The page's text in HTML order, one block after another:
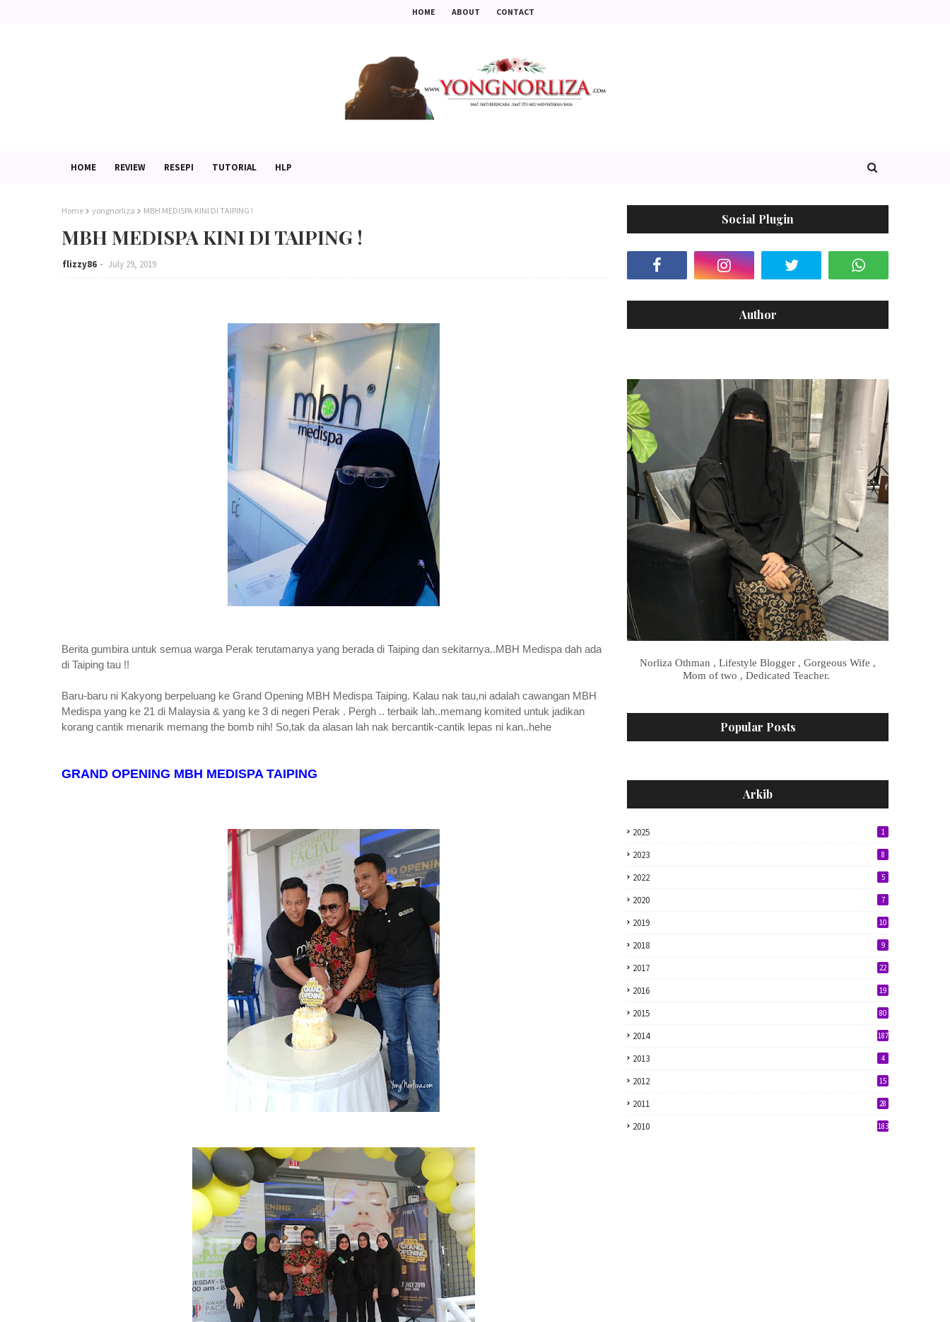
HOME ABOUT CONTACT
HOME REVIEW RESEPI TUTORIAL HLP
Home yongnorliza MBH MEDISPA KINI DI TAIPING !
MBH MEDISPA KINI DI TAIPING !
flizzy86 July 29, 2019
Berita gumbira untuk semua warga Perak terutamanya yang berada di Taiping dan sekitarnya..MBH Medispa dah ada
di Taiping tau !!
Baru-baru ni Kakyong berpeluang ke Grand Opening MBH Medispa Taiping. Kalau nak tau,ni adalah cawangan MBH
Medispa yang ke 21 di Malaysia & yang ke 3 di negeri Perak . Pergh .. terbaik lah..memang komited untuk jadikan
korang cantik menarik memang the bomb nih! So,tak da alasan lah nak bercantik-cantik lepas ni kan..hehe
GRAND OPENING MBH MEDISPA TAIPING
Social Plugin
Author
Norliza Othman , Lifestyle Blogger , Gorgeous Wife ,
Mom of two , Dedicated Teacher.
Popular Posts
Arkib
2025 1
2023 8
2022 5
2020 7
2019 10
2018 9
2017 22
2016 19
2015 80
2014 187
2013 4
2012 15
2011 28
2010 183